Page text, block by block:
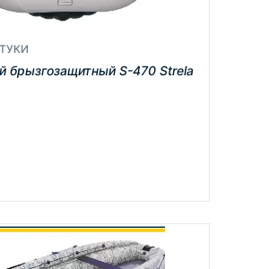
брызгозащитный S-470 Strela